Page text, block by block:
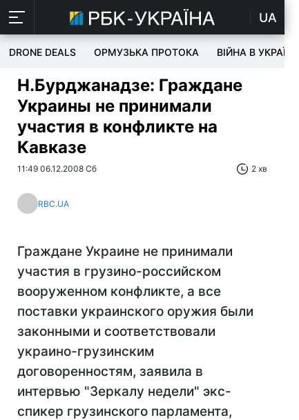
UA
DRONE DEALS ОРМУЗЬКА ПРОТОКА ВІЙНА В УКРАЇНІ
Н.Бурджанадзе: Граждане
Украины не принимали
участия в конфликте на
Кавказе
11:49 06.12.2008 Сб 2 хв
RBC.UA
Граждане Украине не принимали
участия в грузино-российском
вооруженном конфликте, а все
поставки украинского оружия были
законными и соответствовали
украино-грузинским
договоренностям, заявила в
интервью "Зеркалу недели" экс-
спикер грузинского парламента,